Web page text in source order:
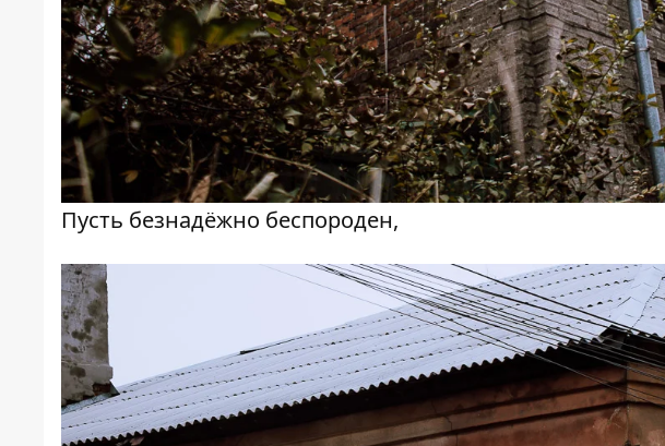
Пусть безнадёжно беспороден,